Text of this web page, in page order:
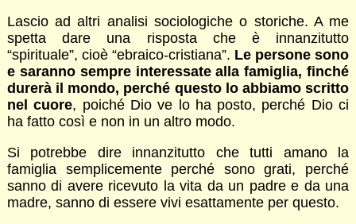
Lascio ad altri analisi sociologiche o storiche. A me
spetta dare una risposta che è innanzitutto
“spirituale”, cioè “ebraico-cristiana”. Le persone sono
e saranno sempre interessate alla famiglia, finché
durerà il mondo, perché questo lo abbiamo scritto
nel cuore, poiché Dio ve lo ha posto, perché Dio ci
ha fatto così e non in un altro modo.
Si potrebbe dire innanzitutto che tutti amano la
famiglia semplicemente perché sono grati, perché
sanno di avere ricevuto la vita da un padre e da una
madre, sanno di essere vivi esattamente per questo.